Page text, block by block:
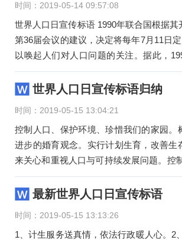
时间：2019-05-14 09:57:08
世界人口日宣传标语 1990年联合国根据其
第36届会议的建议，决定将每年7月11日定
以唤起人们对人口问题的关注。据此，
为第一
世界人口日宣传标语归纳
时间：2019-05-15 13:04:21
控制人口、保护环境、珍惜我们的家园。
进步的婚育观念。实行计划生育，改善生
来关心和重视人口与可持续发展问题。控
民素
最新世界人口日宣传标语
时间：2019-05-15 13:13:26
1、计生服务送真情，依法行政暖人心。2